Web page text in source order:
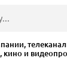
кино и